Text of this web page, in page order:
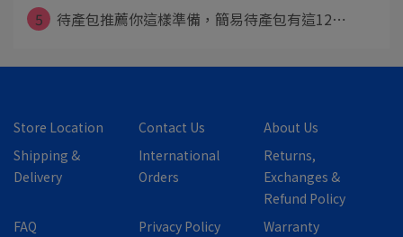
5 待產包推薦你這樣準備，簡易待產包有這12⋯
Store Location Contact Us
About Us
Shipping &
Delivery
International
Orders
Returns,
Exchanges &
Refund Policy
FAQ
Privacy Policy Warranty